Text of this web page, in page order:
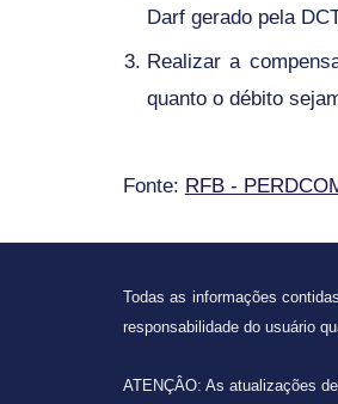
Darf gerado pela
Realizar a
quanto o débito
Fonte: RFB -
Todas as informações
responsabilidade do usuário
ATENÇÂO: As atualizações